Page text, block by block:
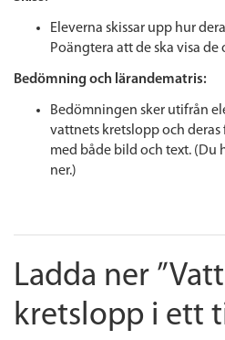
Eleverna skissar upp hur
Poängtera att de ska visa
Bedömning och lärandematris:
Bedömningen sker utifrån
vattnets kretslopp och
med både bild och text. (Du
ner.)
Ladda ner
kretslopp i ett